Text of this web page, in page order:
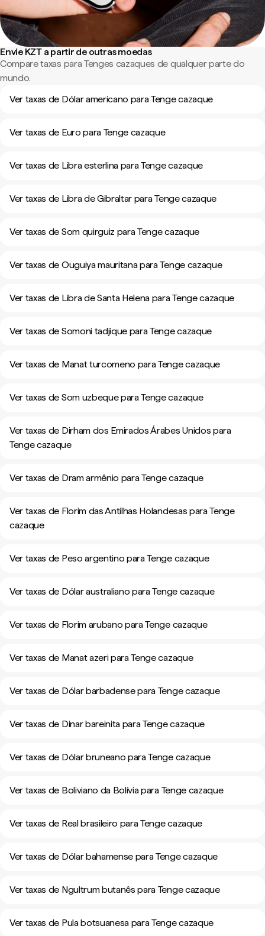
Envie KZT a partir de outras moedas
Compare taxas para Tenges cazaques de qualquer parte do
mundo.
Ver taxas de Dólar americano para Tenge cazaque
Ver taxas de Euro para Tenge cazaque
Ver taxas de Libra esterlina para Tenge cazaque
Ver taxas de Libra de Gibraltar para Tenge cazaque
Ver taxas de Som quirguiz para Tenge cazaque
Ver taxas de Ouguiya mauritana para Tenge cazaque
Ver taxas de Libra de Santa Helena para Tenge cazaque
Ver taxas de Somoni tadjique para Tenge cazaque
Ver taxas de Manat turcomeno para Tenge cazaque
Ver taxas de Som uzbeque para Tenge cazaque
Ver taxas de Dirham dos Emirados Árabes Unidos para
Tenge cazaque
Ver taxas de Dram armênio para Tenge cazaque
Ver taxas de Florim das Antilhas Holandesas para Tenge
cazaque
Ver taxas de Peso argentino para Tenge cazaque
Ver taxas de Dólar australiano para Tenge cazaque
Ver taxas de Florim arubano para Tenge cazaque
Ver taxas de Manat azeri para Tenge cazaque
Ver taxas de Dólar barbadense para Tenge cazaque
Ver taxas de Dinar bareinita para Tenge cazaque
Ver taxas de Dólar bruneano para Tenge cazaque
Ver taxas de Boliviano da Bolívia para Tenge cazaque
Ver taxas de Real brasileiro para Tenge cazaque
Ver taxas de Dólar bahamense para Tenge cazaque
Ver taxas de Ngultrum butanês para Tenge cazaque
Ver taxas de Pula botsuanesa para Tenge cazaque